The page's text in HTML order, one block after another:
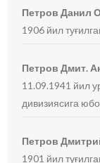
Петров Данил
1906 йил
Петров Дмит.
11.09.1941 йил
дивизиясига
Петров
1901 йил